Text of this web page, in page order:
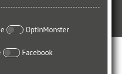
OptinMonster
Facebook